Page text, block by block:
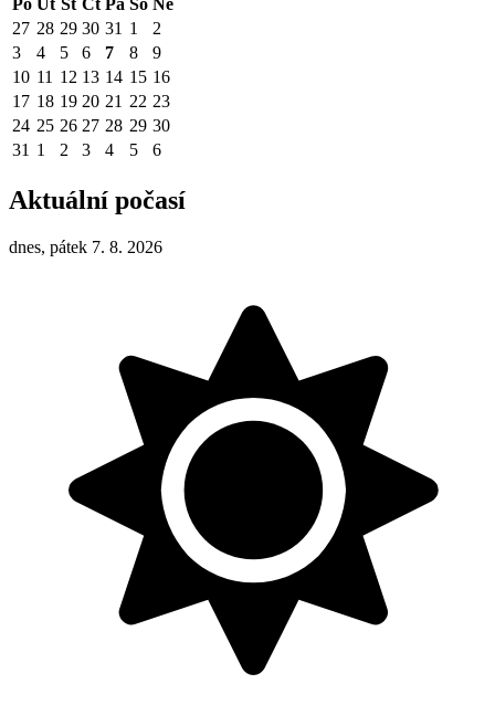
Po Út St Čt Pá So Ne
27 28 29 30 31 1
2
3
4 5 6 7 8
9
10 11 12 13 14 15 16
17 18 19 20 21 22 23
24 25 26 27 28 29 30
31 1 2 3 4 5 6
Aktuální počasí
dnes, pátek 7. 8. 2026